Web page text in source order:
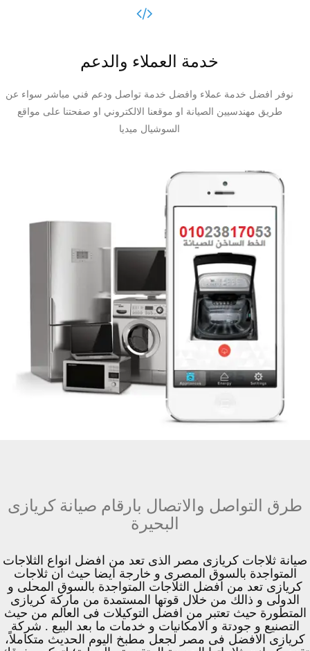
خدمة العملاء والدعم
نوفر افضل خدمة عملاء وافضل خدمة تواصل ودعم فني مباشر سواء عن
طريق مهندسيين الصيانة او موقعنا الالكتروني او صفحتنا على مواقع
السوشيال ميديا
طرق التواصل والاتصال بارقام صيانة كريازى
البحيرة
صيانة ثلاجات كريازى مصر الذى تعد من افضل انواع الثلاجات
المتواجدة بالسوق المصرى و خارجة ايضا حيث ان ثلاجات
كريازى تعد من افضل الثلاجات المتواجدة بالسوق المحلى و
الدولى و ذالك من خلال قوتها المستمدة من ماركة كريازى
المتطورة حيث تعتبر من افضل التوكيلات فى العالم من حيث
التصنيع و جودتة و الامكانيات و خدمات ما بعد البيع . شركة
كريازى الافضل فى مصر لجعل مطبخ اليوم الحديث متكاملاً،